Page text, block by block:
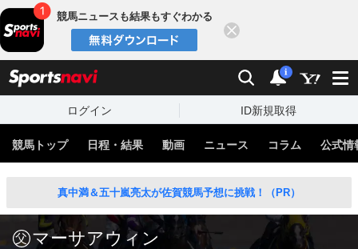
競馬ニュースも結果もすぐわかる
検索 通知
i
ログイン ID新規取得
競馬トップ 日程・結果 動画 ニュース コラム 公式情
真中満＆五十嵐亮太が佐賀競馬予想に挑戦！（PR）
マーサアウィン